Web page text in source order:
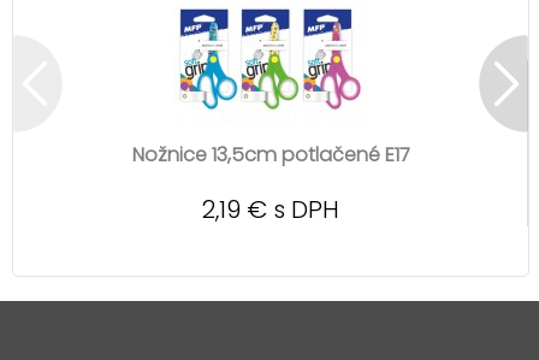
Nožnice 13,5cm potlačené E17
2,19 € s DPH